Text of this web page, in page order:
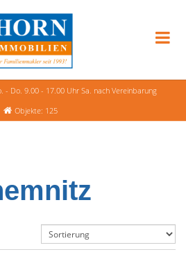
- Do. 9.00 - 17.00 Uhr Sa. nach Vereinbarung
Objekte: 125